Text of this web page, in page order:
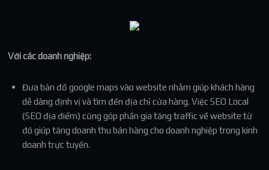
Với các doanh nghiệp:
Đưa bản đồ google maps vào website nhằm giúp khách hàng
dễ dàng định vị và tìm đến địa chỉ cửa hàng. Việc SEO Local
(SEO địa điểm) cũng góp phần gia tăng traffic về website từ
đó giúp tăng doanh thu bán hàng cho doanh nghiệp trong kinh
doanh trực tuyến.